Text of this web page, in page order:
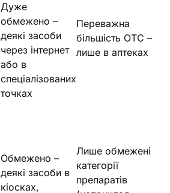
Дуже
обмежено –
деякі засоби
через інтернет
або в
спеціалізованих
точках
Переважна
більшість ОТС –
лише в аптеках
Обмежено –
деякі засоби в
кіосках,
Лише обмежені
категорії
препаратів